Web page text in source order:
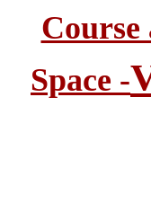
Course
Space -